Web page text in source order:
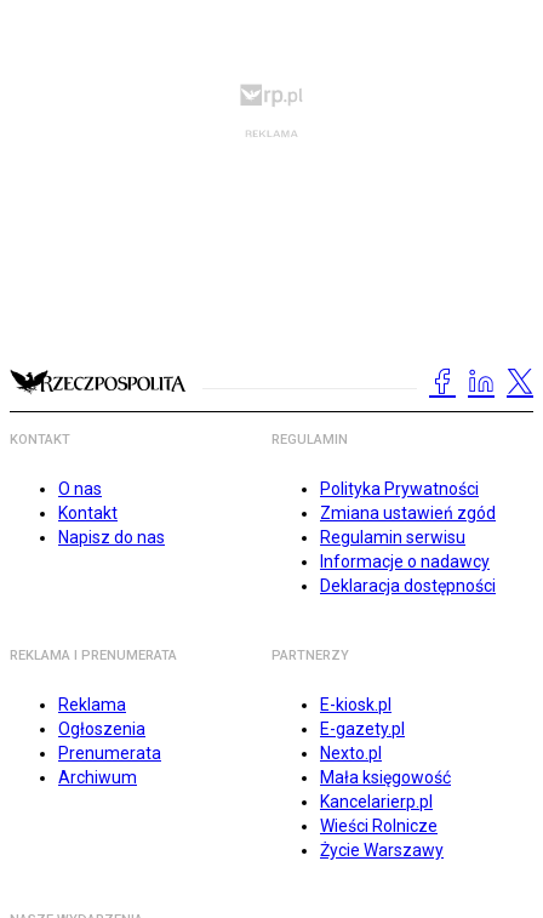
KONTAKT
O nas
Kontakt
Napisz do nas
REGULAMIN
Polityka Prywatności
Zmiana ustawień zgód
Regulamin serwisu
Informacje o nadawcy
Deklaracja dostępności
REKLAMA I PRENUMERATA
Reklama
Ogłoszenia
Prenumerata
Archiwum
PARTNERZY
E-kiosk.pl
E-gazety.pl
Nexto.pl
Mała księgowość
Kancelarierp.pl
Wieści Rolnicze
Życie Warszawy